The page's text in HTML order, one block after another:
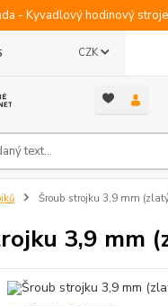
- Kyvadlový hodinový
CZK
Šroub strojku 3,9 mm
3,9 mm